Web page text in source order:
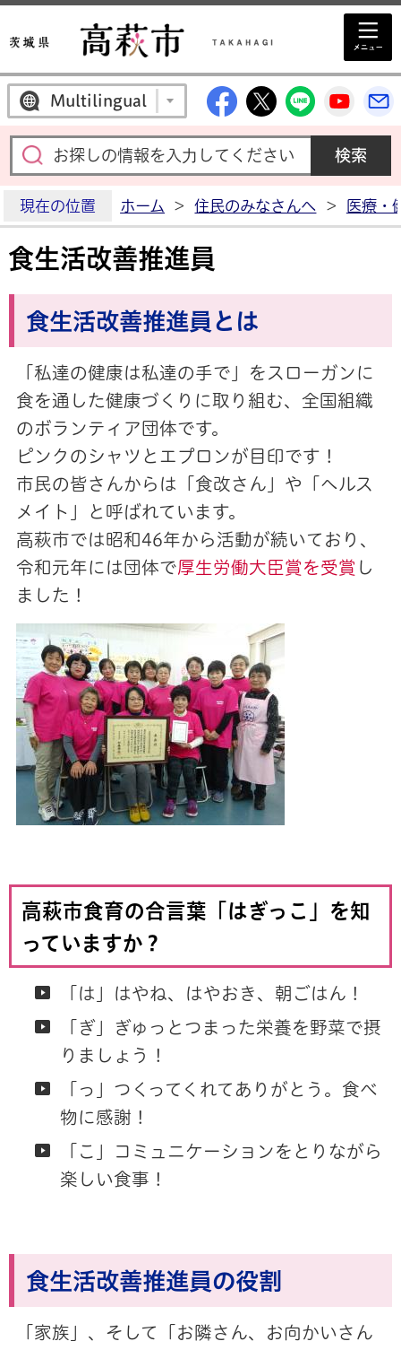
Multilingual 高萩市公式
高萩市公式X
高萩市
高
現在の位置 ホーム > 住民のみなさんへ > 医療・
食生活改善推進員
食生活改善推進員とは
「私達の健康は私達の手で」をスローガンに
食を通した健康づくりに取り組む、全国組織
のボランティア団体です。
ピンクのシャツとエプロンが目印です！
市民の皆さんからは「食改さん」や「ヘルス
メイト」と呼ばれています。
高萩市では昭和46年から活動が続いており、
令和元年には団体で厚生労働大臣賞を受賞 し
ました！
高萩市食育の合言葉「はぎっこ」を知
っていますか？
「は」はやね、はやおき、朝ごはん！
「ぎ」ぎゅっとつまった栄養を野菜で摂
りましょう！
「っ」つくってくれてありがとう。食べ
物に感謝！
「こ」コミュニケーションをとりながら
楽しい食事！
食生活改善推進員の役割
「家族」、そして「お隣さん、お向かいさん